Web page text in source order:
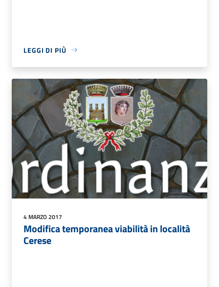
LEGGI DI PIÙ
4 MARZO 2017
Modifica temporanea viabilità in località
Cerese